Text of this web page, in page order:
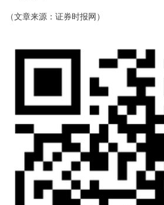
（文章来源：证券时报网）